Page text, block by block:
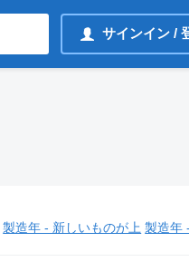
サインイン /
製造年 - 新しいものが上 製造年